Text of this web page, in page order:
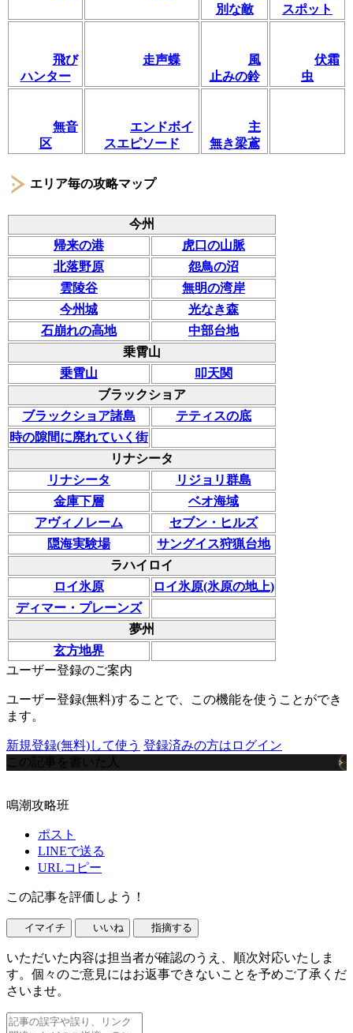
別な敵
スポット
飛び
ハンター
走声蝶
風
止みの鈴
伏霜
虫
無音
区
エンドボイ
スエピソード
主
無き梁鳶
エリア毎の攻略マップ
今州
帰来の港
虎口の山脈
北落野原
怨鳥の沼
雲陵谷
無明の湾岸
今州城
光なき森
石崩れの高地
中部台地
乗霄山
乗霄山
叩天関
ブラックショア
ブラックショア諸島
テティスの底
時の隙間に廃れていく街
リナシータ
リナシータ
リジョリ群島
金庫下層
ベオ海域
アヴィノレーム
セブン・ヒルズ
隠海実験場
サングイス狩猟台地
ラハイロイ
ロイ氷原
ロイ氷原(氷原の地上)
ディマー・プレーンズ
夢州
玄方地界
ユーザー登録のご案内
ユーザー登録(無料)することで、この機能を使うことができ
ます。
新規登録(無料)して使う 登録済みの方はログイン
この記事を書いた人
鳴潮攻略班
ポスト
LINEで送る
URLコピー
この記事を評価しよう！
イマイチ いいね 指摘する
いただいた内容は担当者が確認のうえ、順次対応いたしま
す。個々のご意見にはお返事できないことを予めご了承くだ
さいませ。